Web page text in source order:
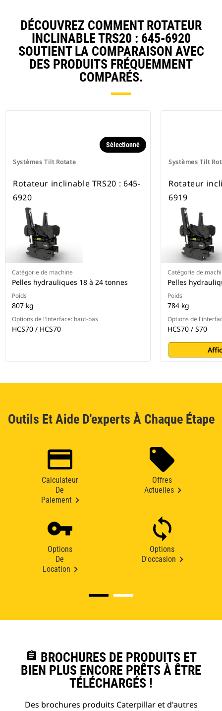
DÉCOUVREZ COMMENT ROTATEUR
INCLINABLE TRS20 : 645-6920
SOUTIENT LA COMPARAISON AVEC
DES PRODUITS FRÉQUEMMENT
COMPARÉS.
Systèmes Tilt Rotate
Sélectionné
Rotateur inclinable TRS20 : 645-
6920
Catégorie de machine
Pelles hydrauliques 18 à 24 tonnes
Poids
807 kg
Options de l'interface: haut-bas
HCS70 / HCS70
Systèmes Tilt
Rotateur
6919
Catégorie de
Pelles
Poids
784 kg
Options de
HCS70 / S70
Outils Et Aide D'experts À Chaque Étape
Calculateur
De
Paiement
Offres
Actuelles
Options
De
Location
Options
D'occasion
assignment BROCHURES DE PRODUITS ET
BIEN PLUS ENCORE PRÊTS À ÊTRE
TÉLÉCHARGÉS !
Des brochures produits Caterpillar et d'autres